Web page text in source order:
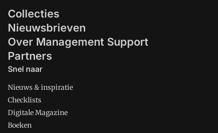
Collecties
Nieuwsbrieven
Over Management Support
Partners
Snel naar
Nieuws & inspiratie
Checklists
Digitale Magazine
Boeken